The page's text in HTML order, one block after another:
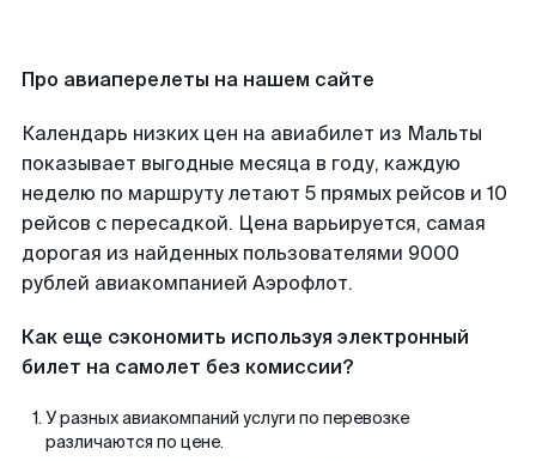
Про авиаперелеты на нашем сайте
Календарь низких цен на авиабилет из Мальты
показывает выгодные месяца в году, каждую
неделю по маршруту летают 5 прямых рейсов и 10
рейсов с пересадкой. Цена варьируется, самая
дорогая из найденных пользователями 9000
рублей авиакомпанией Аэрофлот.
Как еще сэкономить используя электронный
билет на самолет без комиссии?
У разных авиакомпаний услуги по перевозке
различаются по цене.